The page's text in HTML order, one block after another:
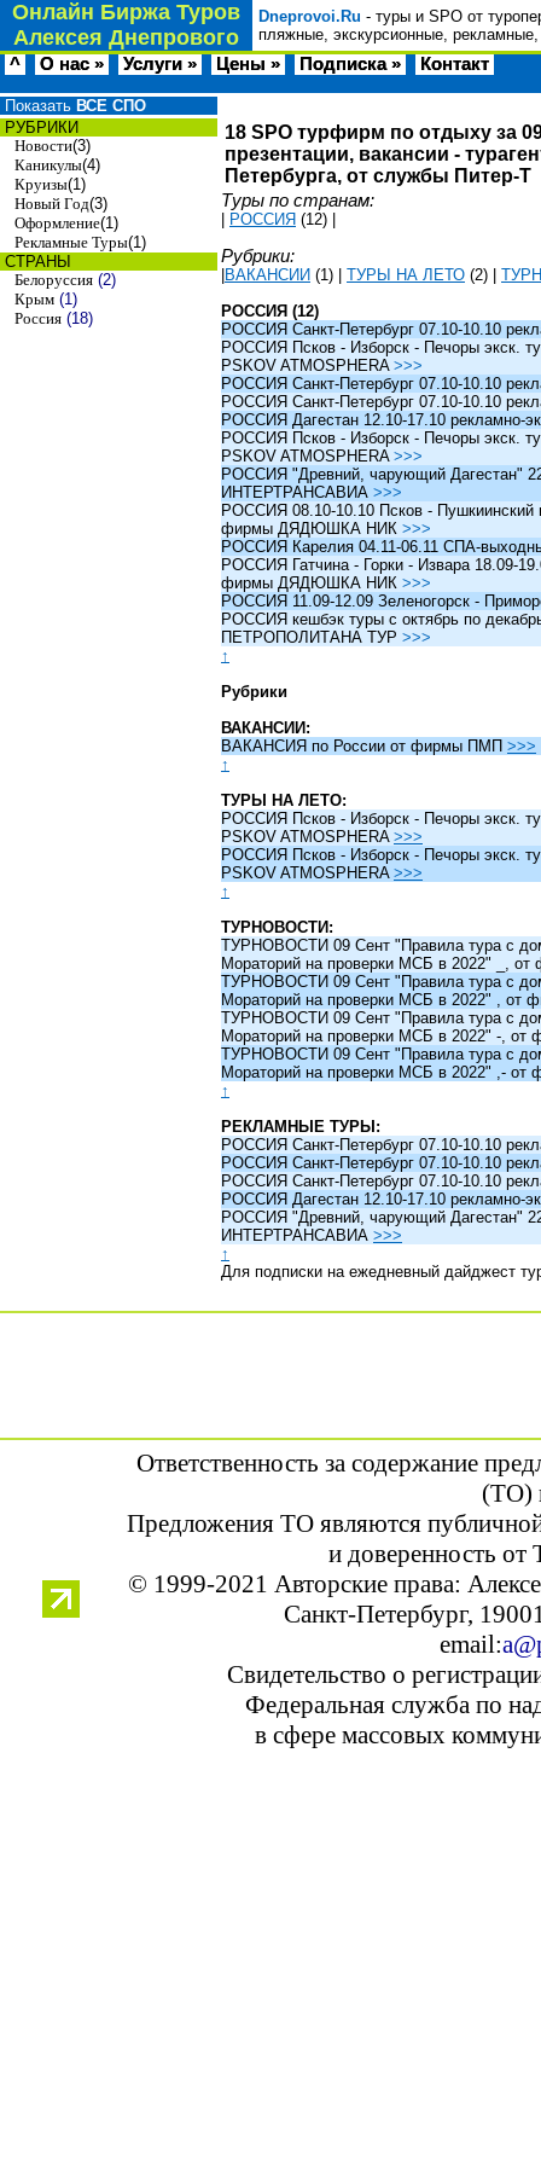
Онлайн Биржа Туров
Алексея Днепрового
Dneprovoi.Ru - туры и SPO от
пляжные, экскурсионные,
^ О нас » Услуги » Цены » Подписка » Контакт
Показать ВСЕ СПО
РУБРИКИ
Новости(3)
Каникулы(4)
Круизы(1)
Новый Год(3)
Оформление(1)
Рекламные Туры(1)
СТРАНЫ
Белоруссия (2)
Крым (1)
Россия (18)
18 SPO турфирм по отдыху за
презентации, вакансии -
Петербурга, от службы Питер-Т
Туры по странам:
РОССИЯ (12)
Рубрики:
ВАКАНСИИ (1) ТУРЫ НА ЛЕТО (2)
РОССИЯ (12)
РОССИЯ Санкт-Петербург 07.10-10.10
РОССИЯ Псков - Изборск - Печоры экск.
PSKOV ATMOSPHERA >>>
РОССИЯ Санкт-Петербург 07.10-10.10
РОССИЯ Санкт-Петербург 07.10-10.10
РОССИЯ Дагестан 12.10-17.10 рекламно-
РОССИЯ Псков - Изборск - Печоры экск.
PSKOV ATMOSPHERA >>>
РОССИЯ "Древний, чарующий Дагестан"
ИНТЕРТРАНСАВИА >>>
РОССИЯ 08.10-10.10 Псков - Пушкиинский
фирмы ДЯДЮШКА НИК >>>
РОССИЯ Карелия 04.11-06.11 СПА-
РОССИЯ Гатчина - Горки - Извара 18.09-
фирмы ДЯДЮШКА НИК >>>
РОССИЯ 11.09-12.09 Зеленогорск -
РОССИЯ кешбэк туры c октябрь по
ПЕТРОПОЛИТАНА ТУР >>>
↑
Рубрики
ВАКАНСИИ:
ВАКАНСИЯ по России от фирмы ПМП >>>
↑
ТУРЫ НА ЛЕТО:
РОССИЯ Псков - Изборск - Печоры экск.
PSKOV ATMOSPHERA >>>
РОССИЯ Псков - Изборск - Печоры экск.
PSKOV ATMOSPHERA >>>
↑
ТУРНОВОСТИ:
ТУРНОВОСТИ 09 Сент "Правила тура с
Мораторий на проверки МСБ в 2022" _,
ТУРНОВОСТИ 09 Сент "Правила тура с
Мораторий на проверки МСБ в 2022" ,
ТУРНОВОСТИ 09 Сент "Правила тура с
Мораторий на проверки МСБ в 2022" -,
ТУРНОВОСТИ 09 Сент "Правила тура с
Мораторий на проверки МСБ в 2022" ,-
↑
РЕКЛАМНЫЕ ТУРЫ:
РОССИЯ Санкт-Петербург 07.10-10.10
РОССИЯ Санкт-Петербург 07.10-10.10
РОССИЯ Санкт-Петербург 07.10-10.10
РОССИЯ Дагестан 12.10-17.10 рекламно-
РОССИЯ "Древний, чарующий Дагестан"
ИНТЕРТРАНСАВИА >>>
↑
Для подписки на ежедневный дайджест
Ответственность за содержание
(ТО)
Предложения ТО являются
и доверенность от
© 1999-2021 Авторские права:
Санкт-Петербург,
email:
Свидетельство о
Федеральная служба по
в сфере массовых